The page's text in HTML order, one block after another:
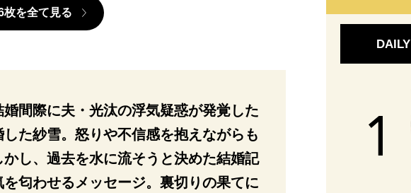
枚を全て見る
間際に夫・光汰の浮気疑惑が発覚した
た紗雪。怒りや不信感を抱えながらも
し、過去を水に流そうと決めた結婚記
匂わせるメッセージ。裏切りの果てに
DAILY